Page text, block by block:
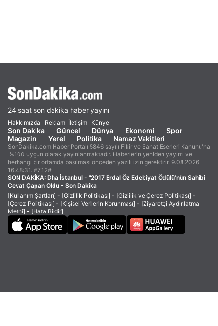
24 saat son dakika haber yayını
Hakkımızda Reklam İletişim Künye
Son Dakika Güncel Dünya Ekonomi
Spor
Magazin
Yerel Politika Namaz Vakitleri
SonDakika.com Haber Portalı 5846 sayılı Fikir ve Sanat Eserleri Kanunu'na
%100 uygun olarak yayınlanmaktadır. Haberlerin yeniden yayımı ve
herhangi bir ortamda basılması önceden yazılı izin gerektirir. 9.08.2026
16:48:31. #7.12#
SON DAKİKA: Dha İstanbul - "2017 Erdal Öz Edebiyat Ödülü'nün Sahibi
Cevat Çapan Oldu - Son Dakika
[Kullanım Şartları] - [Gizlilik Politikası] - [Gizlilik ve Çerez Politikası] -
[Çerez Politikası] - [Kişisel Verilerin Korunması] - [Ziyaretçi Aydınlatma
Metni] - [Hata Bildir]